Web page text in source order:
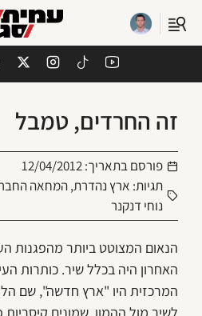
זה החרדים, טמבל
פורסם בתאריך:12/04/2012
תגיות: ארץ נהדרת,המחאה
נוחי דנקנר
הנאום המצוטט ביותר מהפגנות
האחרון היה בכלל שיר. כותרות
המרכזית היו "ארץ חדשה", שם